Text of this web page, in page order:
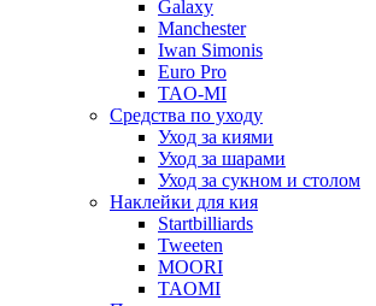
Galaxy
Manchester
Iwan Simonis
Euro Pro
TAO-MI
Средства по уходу
Уход за киями
Уход за шарами
Уход за сукном и столом
Наклейки для кия
Startbilliards
Tweeten
MOORI
TAOMI